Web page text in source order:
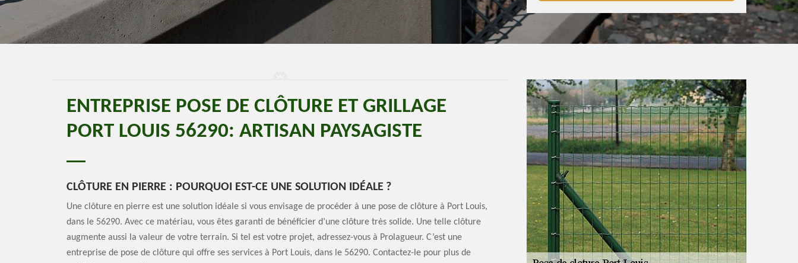
ENTREPRISE POSE DE CLÔTURE ET GRILLAGE
PORT LOUIS 56290: ARTISAN PAYSAGISTE
CLÔTURE EN PIERRE : POURQUOI EST-CE UNE SOLUTION IDÉALE ?
Une clôture en pierre est une solution idéale si vous envisage de procéder à une pose de clôture à Port Louis,
dans le 56290. Avec ce matériau, vous êtes garanti de bénéficier d’une clôture très solide. Une telle clôture
augmente aussi la valeur de votre terrain. Si tel est votre projet, adressez-vous à Prolagueur. C’est une
entreprise de pose de clôture qui offre ses services à Port Louis, dans le 56290. Contactez-le pour plus de